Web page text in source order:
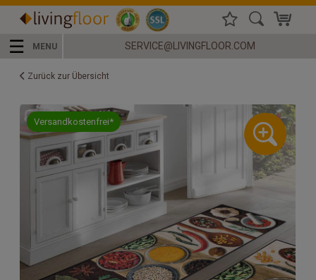
☰ MENU SERVICE@LIVINGFLOOR.COM
Zurück zur Übersicht
Versandkostenfrei*